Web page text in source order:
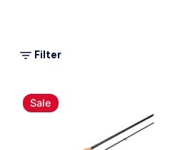
Filter
Sale